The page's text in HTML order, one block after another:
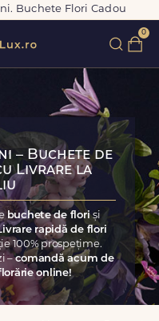
Buchete Flori Cadou
0
– Buchete de
Livrare la
buchete de floriși
rapidă de flori
100% prospețime.
–comandă acum de
online!